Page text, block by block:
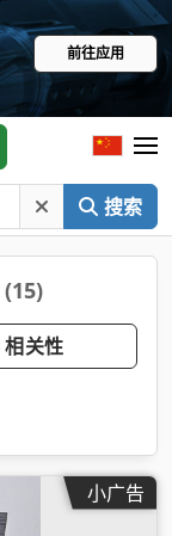
前往应用
搜索
(15)
相关性
小广告